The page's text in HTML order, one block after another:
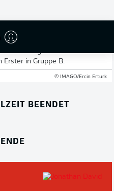
von einer
Koné, der nach einem Foul
erleidet. Sowohl
Amin fliegen nach ihren Fouls
Erster in Gruppe B.
© IMAGO/Ercin Erturk
BEENDET